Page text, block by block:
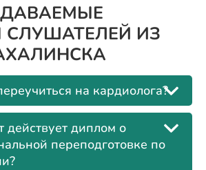
ИЗ
на кардиолога?
действует диплом о
переподготовке по